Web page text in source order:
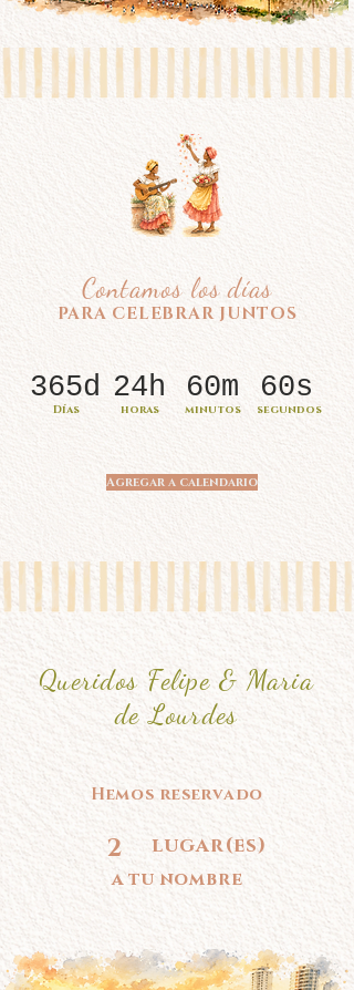
Contamos los días
PARA CELEBRAR JUNTOS
Días horas minutos segundos
365d 24h 60m 60s
Agregar a calendario
Queridos Felipe & Maria
de Lourdes
Hemos reservado
2 lugar(es)
a tu nombre